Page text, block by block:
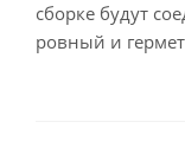
сборке будут
ровный и